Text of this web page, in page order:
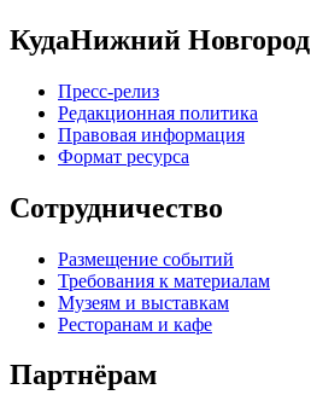
КудаНижний Новгород
Пресс-релиз
Редакционная политика
Правовая информация
Формат ресурса
Сотрудничество
Размещение событий
Требования к материалам
Музеям и выставкам
Ресторанам и кафе
Партнёрам